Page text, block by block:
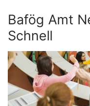
Bafög Amt
Schnell